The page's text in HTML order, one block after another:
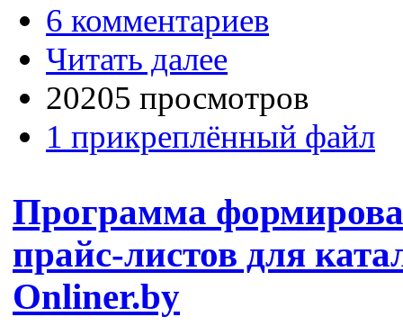
6 комментариев
Читать далее
20205 просмотров
1 прикреплённый файл
Программа
прайс-листов для
Onliner.by